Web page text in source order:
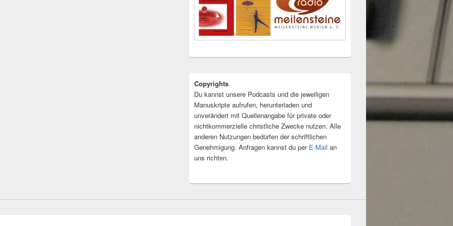
Copyrights
Du kannst unsere Podcasts und die jeweiligen
Manuskripte aufrufen, herunterladen und
unverändert mit Quellenangabe für private oder
nichtkommerzielle christliche Zwecke nutzen. Alle
anderen Nutzungen bedürfen der schriftlichen
Genehmigung. Anfragen kannst du per E-Mail an
uns richten.